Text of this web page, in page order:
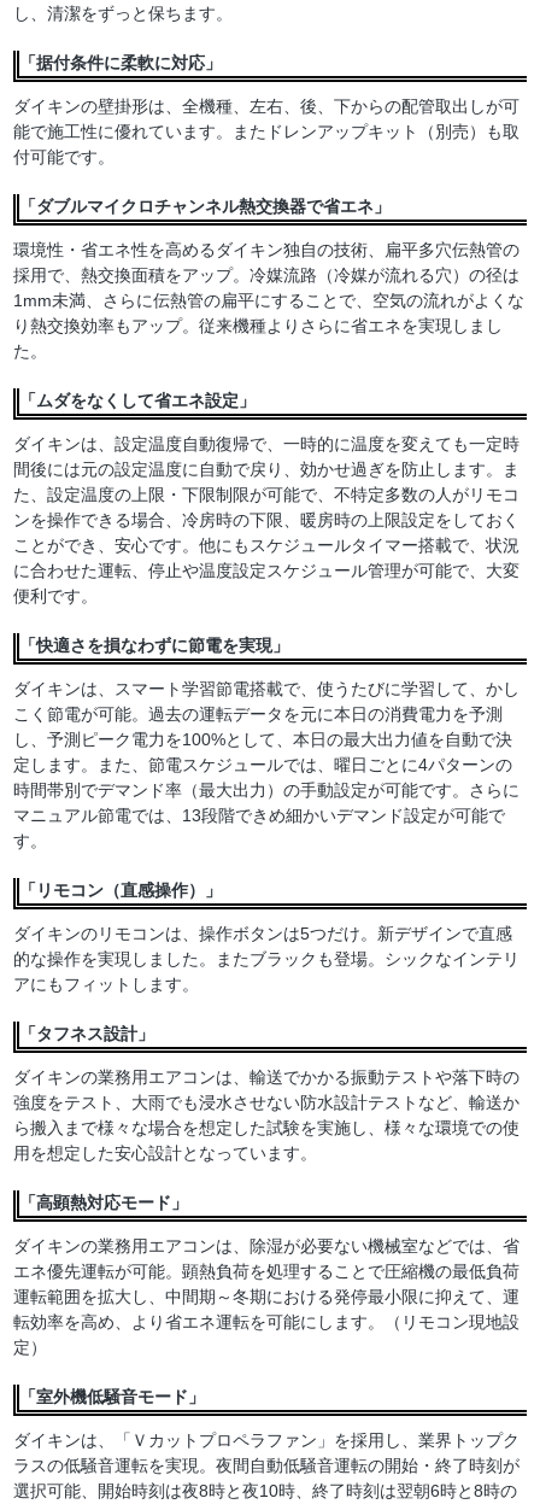
し、清潔をずっと保ちます。
「据付条件に柔軟に対応」
ダイキンの壁掛形は、全機種、左右、後、下からの配管取出しが可
能で施工性に優れています。またドレンアップキット（別売）も取
付可能です。
「ダブルマイクロチャンネル熱交換器で省エネ」
環境性・省エネ性を高めるダイキン独自の技術、扁平多穴伝熱管の
採用で、熱交換面積をアップ。冷媒流路（冷媒が流れる穴）の径は
1mm未満、さらに伝熱管の扁平にすることで、空気の流れがよくな
り熱交換効率もアップ。従来機種よりさらに省エネを実現しまし
た。
「ムダをなくして省エネ設定」
ダイキンは、設定温度自動復帰で、一時的に温度を変えても一定時
間後には元の設定温度に自動で戻り、効かせ過ぎを防止します。ま
た、設定温度の上限・下限制限が可能で、不特定多数の人がリモコ
ンを操作できる場合、冷房時の下限、暖房時の上限設定をしておく
ことができ、安心です。他にもスケジュールタイマー搭載で、状況
に合わせた運転、停止や温度設定スケジュール管理が可能で、大変
便利です。
「快適さを損なわずに節電を実現」
ダイキンは、スマート学習節電搭載で、使うたびに学習して、かし
こく節電が可能。過去の運転データを元に本日の消費電力を予測
し、予測ピーク電力を100%として、本日の最大出力値を自動で決
定します。また、節電スケジュールでは、曜日ごとに4パターンの
時間帯別でデマンド率（最大出力）の手動設定が可能です。さらに
マニュアル節電では、13段階できめ細かいデマンド設定が可能で
す。
「リモコン（直感操作）」
ダイキンのリモコンは、操作ボタンは5つだけ。新デザインで直感
的な操作を実現しました。またブラックも登場。シックなインテリ
アにもフィットします。
「タフネス設計」
ダイキンの業務用エアコンは、輸送でかかる振動テストや落下時の
強度をテスト、大雨でも浸水させない防水設計テストなど、輸送か
ら搬入まで様々な場合を想定した試験を実施し、様々な環境での使
用を想定した安心設計となっています。
「高顕熱対応モード」
ダイキンの業務用エアコンは、除湿が必要ない機械室などでは、省
エネ優先運転が可能。顕熱負荷を処理することで圧縮機の最低負荷
運転範囲を拡大し、中間期～冬期における発停最小限に抑えて、運
転効率を高め、より省エネ運転を可能にします。（リモコン現地設
定）
「室外機低騒音モード」
ダイキンは、「Ｖカットプロペラファン」を採用し、業界トップク
ラスの低騒音運転を実現。夜間自動低騒音運転の開始・終了時刻が
選択可能、開始時刻は夜8時と夜10時、終了時刻は翌朝6時と8時の